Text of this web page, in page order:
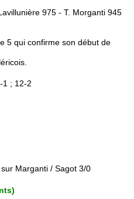
975 - T. Morganti 945
5 qui confirme son début de
1 ; 12-2
Marganti / Sagot 3/0